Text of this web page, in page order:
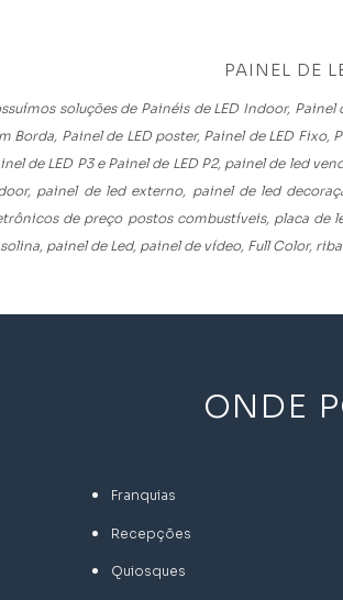
PAINEL DE
soluções de Painéis de LED Indoor,
Borda, Painel de LED poster, Painel de LED Fixo,
de LED P3 e Painel de LED P2, painel de led
painel de led externo, painel de led
de preço postos combustíveis, placa
painel de Led, painel de vídeo, Full Color,
ONDE
Franquias
Recepções
Quiosques